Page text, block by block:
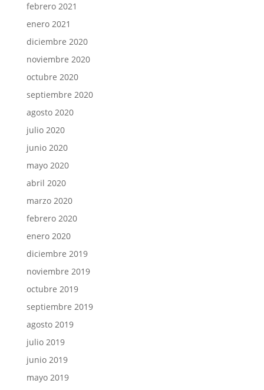
febrero 2021
enero 2021
diciembre 2020
noviembre 2020
octubre 2020
septiembre 2020
agosto 2020
julio 2020
junio 2020
mayo 2020
abril 2020
marzo 2020
febrero 2020
enero 2020
diciembre 2019
noviembre 2019
octubre 2019
septiembre 2019
agosto 2019
julio 2019
junio 2019
mayo 2019